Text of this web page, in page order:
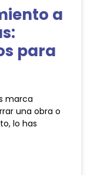
a
para
marca
una obra o
lo has